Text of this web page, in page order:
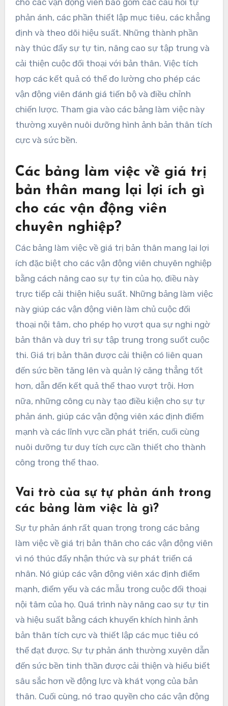
cho các vận động viên bao gồm các câu hỏi tự
phản ánh, các phần thiết lập mục tiêu, các khẳng
định và theo dõi hiệu suất. Những thành phần
này thúc đẩy sự tự tin, nâng cao sự tập trung và
cải thiện cuộc đối thoại với bản thân. Việc tích
hợp các kết quả có thể đo lường cho phép các
vận động viên đánh giá tiến bộ và điều chỉnh
chiến lược. Tham gia vào các bảng làm việc này
thường xuyên nuôi dưỡng hình ảnh bản thân tích
cực và sức bền.
Các bảng làm việc về giá trị
bản thân mang lại lợi ích gì
cho các vận động viên
chuyên nghiệp?
Các bảng làm việc về giá trị bản thân mang lại lợi
ích đặc biệt cho các vận động viên chuyên nghiệp
bằng cách nâng cao sự tự tin của họ, điều này
trực tiếp cải thiện hiệu suất. Những bảng làm việc
này giúp các vận động viên làm chủ cuộc đối
thoại nội tâm, cho phép họ vượt qua sự nghi ngờ
bản thân và duy trì sự tập trung trong suốt cuộc
thi. Giá trị bản thân được cải thiện có liên quan
đến sức bền tăng lên và quản lý căng thẳng tốt
hơn, dẫn đến kết quả thể thao vượt trội. Hơn
nữa, những công cụ này tạo điều kiện cho sự tự
phản ánh, giúp các vận động viên xác định điểm
mạnh và các lĩnh vực cần phát triển, cuối cùng
nuôi dưỡng tư duy tích cực cần thiết cho thành
công trong thể thao.
Vai trò của sự tự phản ánh trong
các bảng làm việc là gì?
Sự tự phản ánh rất quan trọng trong các bảng
làm việc về giá trị bản thân cho các vận động viên
vì nó thúc đẩy nhận thức và sự phát triển cá
nhân. Nó giúp các vận động viên xác định điểm
mạnh, điểm yếu và các mẫu trong cuộc đối thoại
nội tâm của họ. Quá trình này nâng cao sự tự tin
và hiệu suất bằng cách khuyến khích hình ảnh
bản thân tích cực và thiết lập các mục tiêu có
thể đạt được. Sự tự phản ánh thường xuyên dẫn
đến sức bền tinh thần được cải thiện và hiểu biết
sâu sắc hơn về động lực và khát vọng của bản
thân. Cuối cùng, nó trao quyền cho các vận động